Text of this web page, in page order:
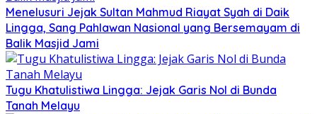
Menelusuri Jejak Sultan Mahmud Riayat Syah di Daik
Lingga, Sang Pahlawan Nasional yang Bersemayam di
Balik Masjid Jami
Tugu Khatulistiwa Lingga: Jejak Garis Nol di Bunda
Tanah Melayu